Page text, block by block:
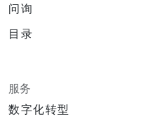
问询
目录
服务
数字化转型